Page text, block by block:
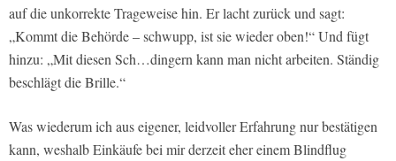
auf die unkorrekte Trageweise hin. Er lacht zurück und sagt:
„Kommt die Behörde – schwupp, ist sie wieder oben!“ Und fügt
hinzu: „Mit diesen Sch…dingern kann man nicht arbeiten. Ständig
beschlägt die Brille.“
Was wiederum ich aus eigener, leidvoller Erfahrung nur bestätigen
kann, weshalb Einkäufe bei mir derzeit eher einem Blindflug